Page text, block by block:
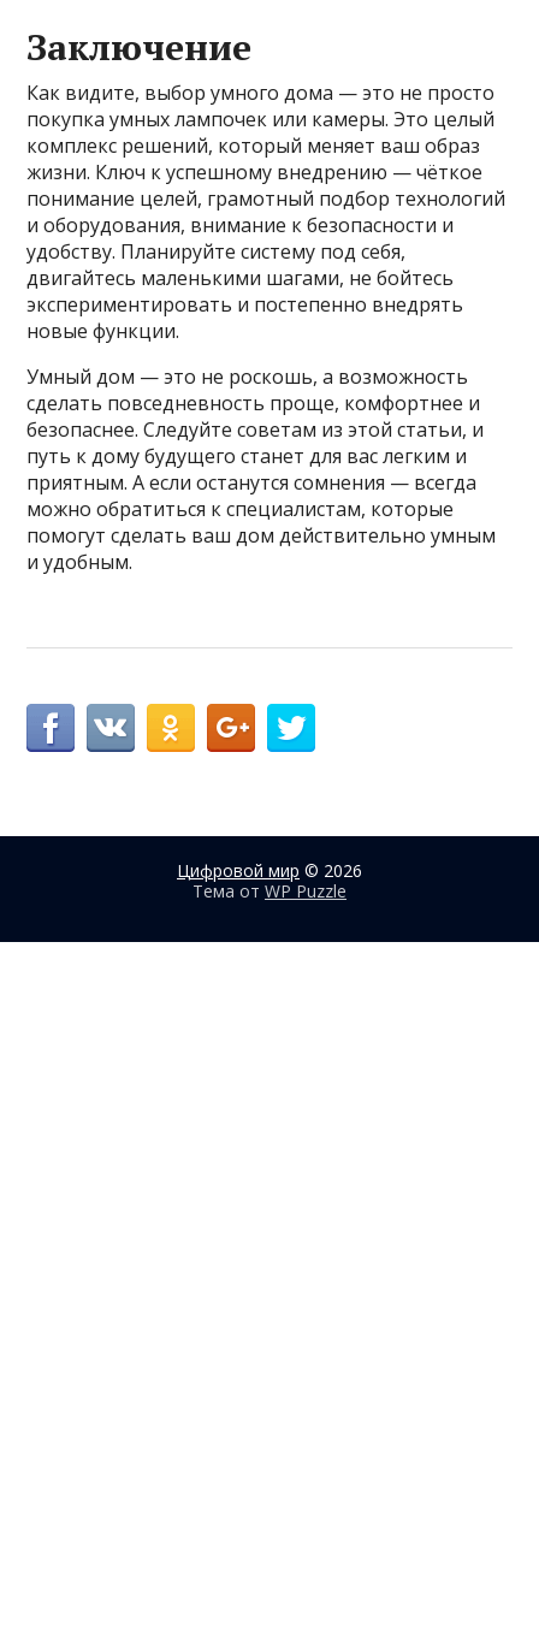
Заключение
Как видите, выбор умного дома — это не просто
покупка умных лампочек или камеры. Это целый
комплекс решений, который меняет ваш образ
жизни. Ключ к успешному внедрению — чёткое
понимание целей, грамотный подбор технологий
и оборудования, внимание к безопасности и
удобству. Планируйте систему под себя,
двигайтесь маленькими шагами, не бойтесь
экспериментировать и постепенно внедрять
новые функции.
Умный дом — это не роскошь, а возможность
сделать повседневность проще, комфортнее и
безопаснее. Следуйте советам из этой статьи, и
путь к дому будущего станет для вас легким и
приятным. А если останутся сомнения — всегда
можно обратиться к специалистам, которые
помогут сделать ваш дом действительно умным
и удобным.
Цифровой мир © 2026
Тема от WP Puzzle